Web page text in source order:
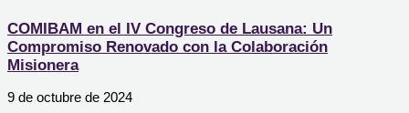
COMIBAM en el IV Congreso de Lausana: Un
Compromiso Renovado con la Colaboración
Misionera
9 de octubre de 2024